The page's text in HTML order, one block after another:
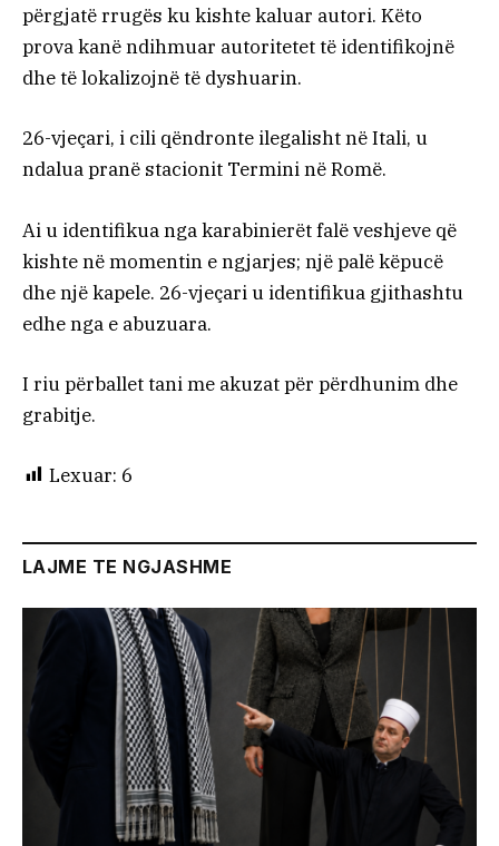
përgjatë rrugës ku kishte kaluar autori. Këto
prova kanë ndihmuar autoritetet të identifikojnë
dhe të lokalizojnë të dyshuarin.
26-vjeçari, i cili qëndronte ilegalisht në Itali, u
ndalua pranë stacionit Termini në Romë.
Ai u identifikua nga karabinierët falë veshjeve që
kishte në momentin e ngjarjes; një palë këpucë
dhe një kapele. 26-vjeçari u identifikua gjithashtu
edhe nga e abuzuara.
I riu përballet tani me akuzat për përdhunim dhe
grabitje.
Lexuar: 6
LAJME TE NGJASHME